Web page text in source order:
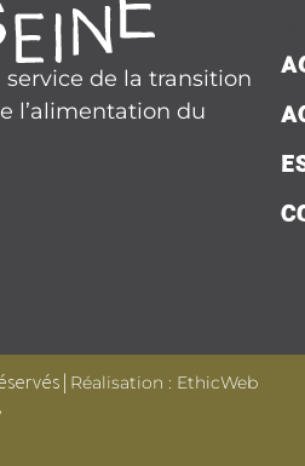
de la transition
l’alimentation du
| Réalisation : EthicWeb